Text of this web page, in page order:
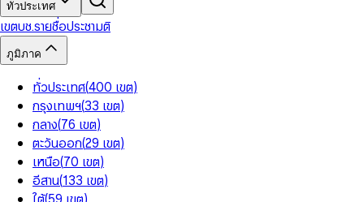
ทั่วประเทศ
เขตบช.รายชื่อประชามติ
ภูมิภาค
ทั่วประเทศ(400 เขต)
กรุงเทพฯ(33 เขต)
กลาง(76 เขต)
ตะวันออก(29 เขต)
เหนือ(70 เขต)
อีสาน(133 เขต)